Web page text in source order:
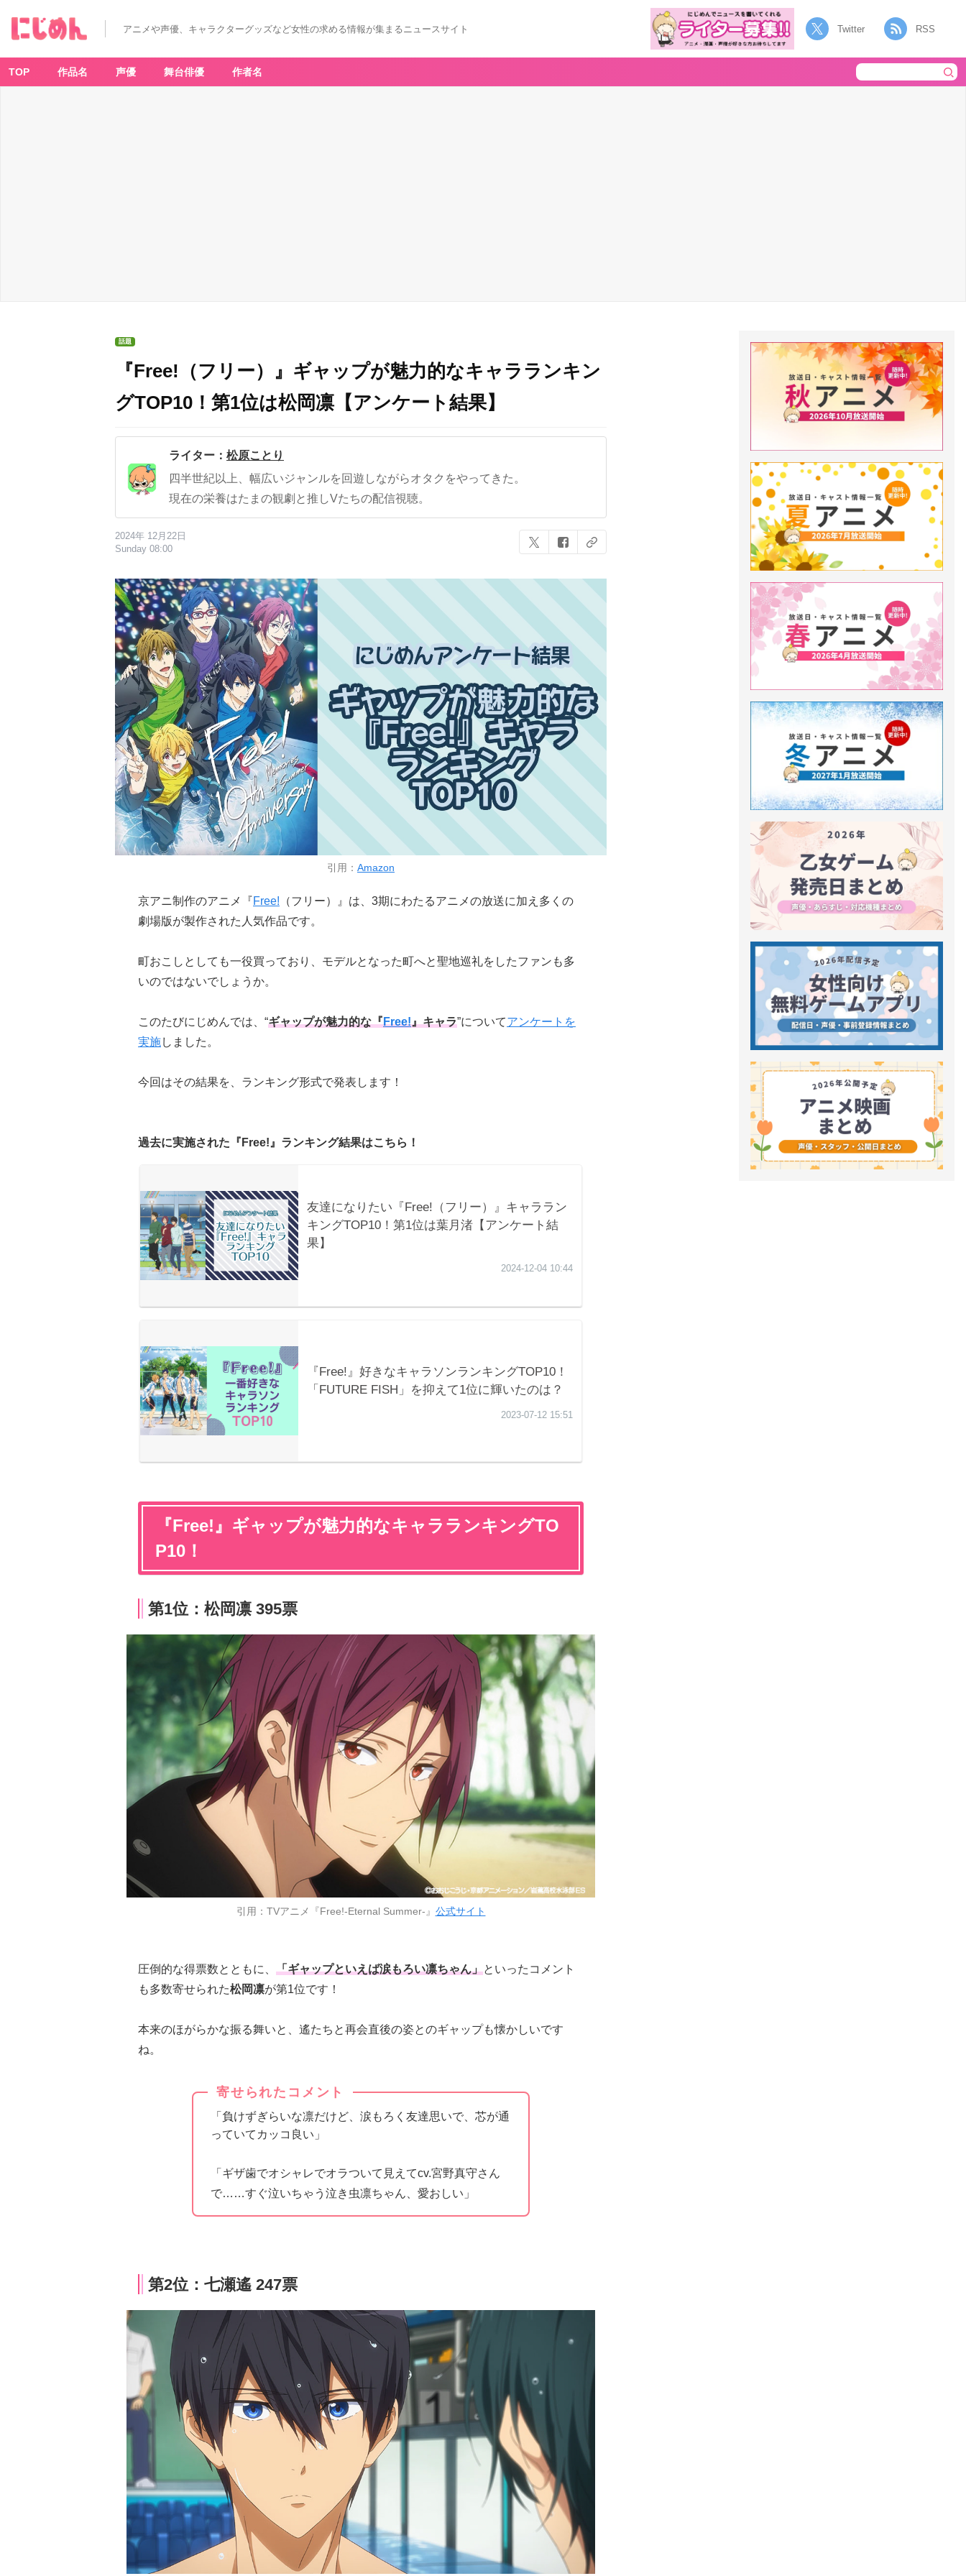
アニメや声優、キャラクターグッズなど女性の求める情報が集まるニュースサイト Twitter RSS
TOP 作品名 声優 舞台俳優 作者名
話題
『Free!（フリー）』ギャップが魅力的なキャラランキン
グTOP10！第1位は松岡凛【アンケート結果】
ライター： 松原ことり
四半世紀以上、幅広いジャンルを回遊しながらオタクをやってきた。
現在の栄養はたまの観劇と推しVたちの配信視聴。
2024年 12月22日
Sunday 08:00
引用： Amazon
京アニ制作のアニメ『Free! （フリー）』は、3期にわたるアニメの放送に加え多くの
劇場版が製作された人気作品です。
町おこしとしても一役買っており、モデルとなった町へと聖地巡礼をしたファンも多
いのではないでしょうか。
このたびにじめんでは、“ギャップが魅力的な『Free!』キャラ”についてアンケートを
実施しました。
今回はその結果を、ランキング形式で発表します！
過去に実施された『Free!』ランキング結果はこちら！
『Free!』ギャップが魅力的なキャラランキングTO
P10！
第1位：松岡凛 395票
引用：TVアニメ『Free!-Eternal Summer-』 公式サイト
圧倒的な得票数とともに、 「ギャップといえば涙もろい凛ちゃん」といったコメント
も多数寄せられた松岡凛が第1位です！
本来のほがらかな振る舞いと、遙たちと再会直後の姿とのギャップも懐かしいです
ね。
寄せられたコメント
「負けずぎらいな凛だけど、涙もろく友達思いで、芯が通
っていてカッコ良い」
「ギザ歯でオシャレでオラついて見えてcv.宮野真守さん
で……すぐ泣いちゃう泣き虫凛ちゃん、愛おしい」
第2位：七瀬遙 247票